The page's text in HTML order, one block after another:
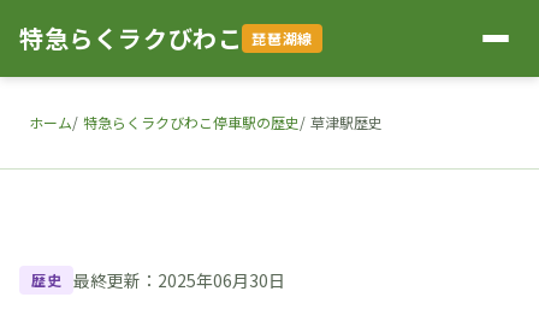
特急らくラクびわこ 琵琶湖線
ホーム 特急らくラクびわこ停車駅の歴史 草津駅歴史
歴史 最終更新：2025年06月30日